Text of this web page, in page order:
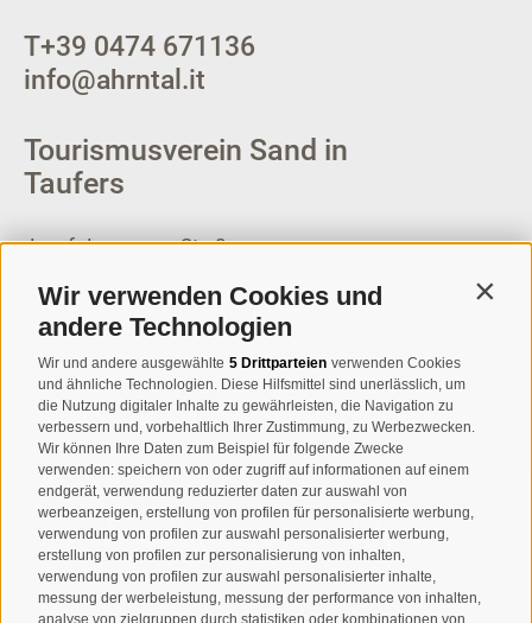
Wir verwenden Cookies und
andere Technologien
Wir und andere ausgewählte 5 Drittparteien verwenden Cookies
und ähnliche Technologien. Diese Hilfsmittel sind unerlässlich, um
die Nutzung digitaler Inhalte zu gewährleisten, die Navigation zu
verbessern und, vorbehaltlich Ihrer Zustimmung, zu Werbezwecken.
Wir können Ihre Daten zum Beispiel für folgende Zwecke
verwenden: speichern von oder zugriff auf informationen auf einem
endgerät, verwendung reduzierter daten zur auswahl von
werbeanzeigen, erstellung von profilen für personalisierte werbung,
verwendung von profilen zur auswahl personalisierter werbung,
erstellung von profilen zur personalisierung von inhalten,
verwendung von profilen zur auswahl personalisierter inhalte,
messung der werbeleistung, messung der performance von inhalten,
analyse von zielgruppen durch statistiken oder kombinationen von
T+39 0474 671136
info@ahrntal.it
Tourismusverein Sand in
Taufers
Josef-Jungmann-Str. 8
MWSt.-Nr: 00518320213
T+39 0474 678076
info@taufers.com
Newsletteranmeldung